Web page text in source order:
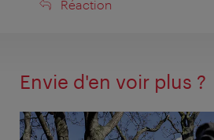
Réaction
Envie d'en voir plus ?